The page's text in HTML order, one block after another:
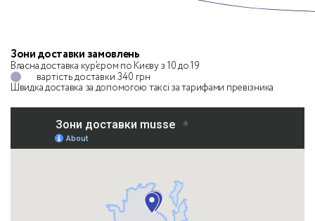
Зони доставки замовлень
Власна доставка кур’єром по Києву з 10 до 19
вартість доставки 340 грн
Швидка доставка за допомогою таксіза тарифами превізника